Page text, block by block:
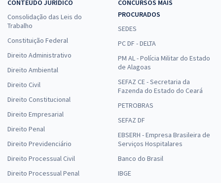
CONTEÚDO JURÍDICO
Consolidação das Leis do
Trabalho
Constituição Federal
Direito Administrativo
Direito Ambiental
Direito Civil
Direito Constitucional
Direito Empresarial
Direito Penal
Direito Previdenciário
Direito Processual Civil
Direito Processual Penal
CONCURSOS MAIS
PROCURADOS
SEDES
PC DF - DELTA
PM AL - Polícia Militar do Estado
de Alagoas
SEFAZ CE - Secretaria da
Fazenda do Estado do Ceará
PETROBRAS
SEFAZ DF
EBSERH - Empresa Brasileira de
Serviços Hospitalares
Banco do Brasil
IBGE